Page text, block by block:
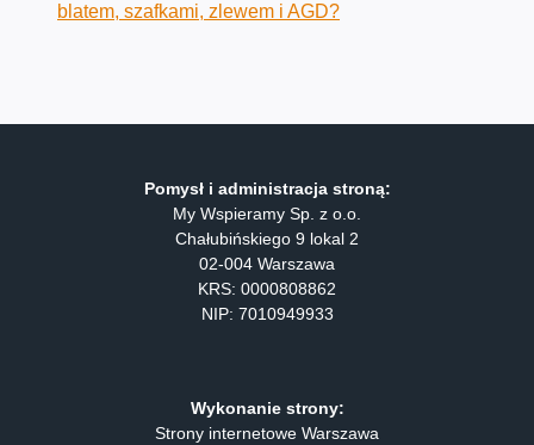
blatem, szafkami, zlewem i AGD?
Pomysł i administracja stroną:
My Wspieramy Sp. z o.o.
Chałubińskiego 9 lokal 2
02-004 Warszawa
KRS: 0000808862
NIP: 7010949933
Wykonanie strony:
Strony internetowe Warszawa